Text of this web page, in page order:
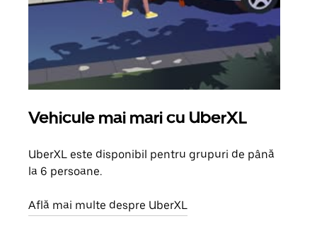
Vehicule mai mari cu UberXL
UberXL este disponibil pentru grupuri de până
la 6 persoane.
Află mai multe despre UberXL